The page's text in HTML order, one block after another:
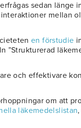
sedan länge
mellan
en förstudie
”Strukturerad
och effektivare
om att
läkemedelslistan